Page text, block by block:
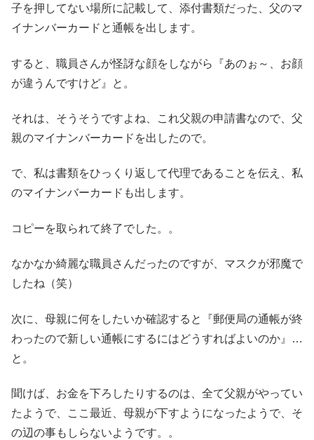
子を押してない場所に記載して、添付書類だった、父のマ
イナンバーカードと通帳を出します。
すると、職員さんが怪訝な顔をしながら『あのぉ～、お顔
が違うんですけど』と。
それは、そうそうですよね、これ父親の申請書なので、父
親のマイナンバーカードを出したので。
で、私は書類をひっくり返して代理であることを伝え、私
のマイナンバーカードも出します。
コピーを取られて終了でした。。
なかなか綺麗な職員さんだったのですが、マスクが邪魔で
したね（笑）
次に、母親に何をしたいか確認すると『郵便局の通帳が終
わったので新しい通帳にするにはどうすればよいのか』…
と。
聞けば、お金を下ろしたりするのは、全て父親がやってい
たようで、ここ最近、母親が下すようになったようで、そ
の辺の事もしらないようです。。